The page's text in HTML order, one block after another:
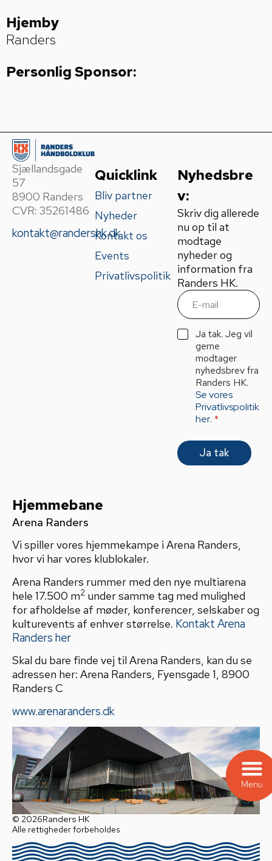
Hjemby
Randers
Personlig Sponsor:
Sjællandsgade
57
8900 Randers
CVR: 35261486
kontakt@randershk.dk
Quicklink
Bliv partner
Nyheder
Kontakt os
Events
Privatlivspolitik
Nyhedsbre
v:
Skriv dig allerede
nu op til at
modtage
nyheder og
information fra
Randers HK.
E
m
a
i
l
G
e
n
Ja tak. Jeg vil
gerne
modtager
nyhedsbrev fra
Randers HK.
Se vores
Privatlivspolitik
her. *
Ja tak
Hjemmebane
Arena Randers
Vi spiller vores hjemmekampe i Arena Randers,
hvor vi har vores klublokaler.
Arena Randers rummer med den nye multiarena
hele 17.500 m2 under samme tag med mulighed
for afholdelse af møder, konferencer, selskaber og
kulturevents af enhver størrelse. Kontakt Arena
Randers her
Skal du bare finde vej til Arena Randers, kan du se
adressen her: Arena Randers, Fyensgade 1, 8900
Randers C
www.arenaranders.dk
© 2026Randers HK
Alle rettigheder forbeholdes